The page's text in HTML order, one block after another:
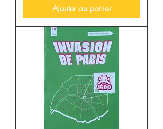
Ajouter au panier